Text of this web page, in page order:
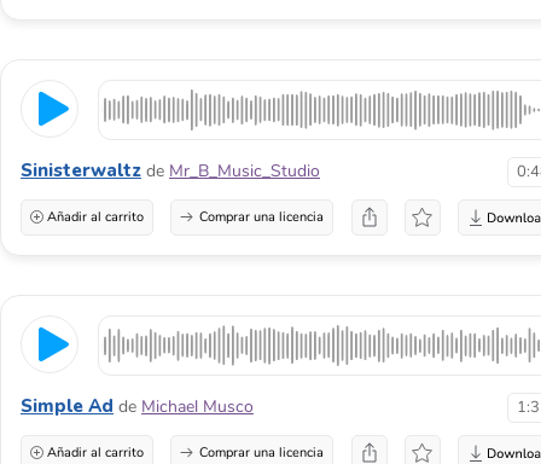
Sinisterwaltz de Mr_B_Music_Studio
Añadir al carrito Comprar una licencia
Simple Ad de Michael Musco
Añadir al carrito Comprar una licencia